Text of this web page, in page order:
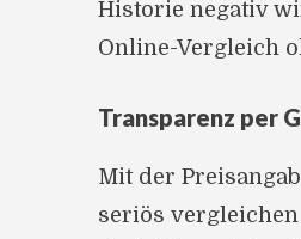
Historie negativ
Online-Vergleich
Transparenz per
Mit der
seriös